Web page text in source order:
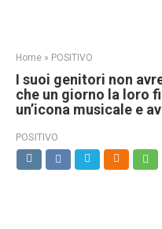
Home » POSITIVO
I suoi genitori non
che un giorno la loro
un’icona musicale e
POSITIVO